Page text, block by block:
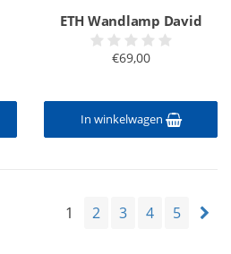
ETH Wandlamp David
€69,00
In winkelwagen
1 2 3 4 5